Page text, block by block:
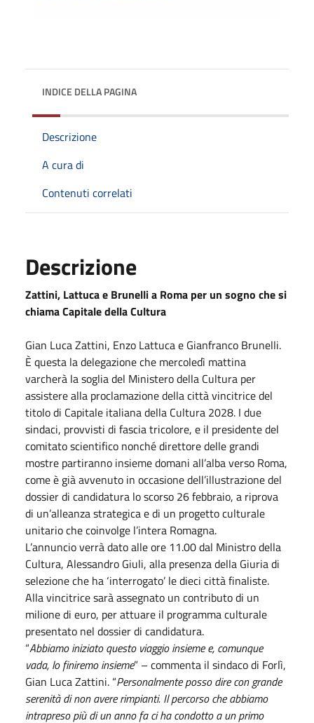
INDICE DELLA PAGINA
Descrizione
A cura di
Contenuti correlati
Descrizione
Zattini, Lattuca e Brunelli a Roma per un sogno che si
chiama Capitale della Cultura
Gian Luca Zattini, Enzo Lattuca e Gianfranco Brunelli.
È questa la delegazione che mercoledì mattina
varcherà la soglia del Ministero della Cultura per
assistere alla proclamazione della città vincitrice del
titolo di Capitale italiana della Cultura 2028. I due
sindaci, provvisti di fascia tricolore, e il presidente del
comitato scientifico nonché direttore delle grandi
mostre partiranno insieme domani all’alba verso Roma,
come è già avvenuto in occasione dell’illustrazione del
dossier di candidatura lo scorso 26 febbraio, a riprova
di un’alleanza strategica e di un progetto culturale
unitario che coinvolge l’intera Romagna.
L’annuncio verrà dato alle ore 11.00 dal Ministro della
Cultura, Alessandro Giuli, alla presenza della Giuria di
selezione che ha ‘interrogato’ le dieci città finaliste.
Alla vincitrice sarà assegnato un contributo di un
milione di euro, per attuare il programma culturale
presentato nel dossier di candidatura.
“Abbiamo iniziato questo viaggio insieme e, comunque
vada, lo finiremo insieme” – commenta il sindaco di Forlì,
Gian Luca Zattini. “Personalmente posso dire con grande
serenità di non avere rimpianti. Il percorso che abbiamo
intrapreso più di un anno fa ci ha condotto a un primo